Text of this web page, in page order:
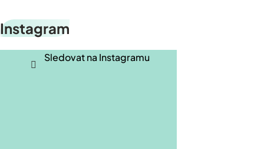
á
p
Instagram
Sledovat na Instagramu